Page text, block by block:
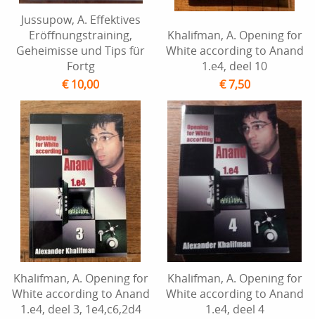
Jussupow, A. Effektives
Eröffnungstraining,
Geheimisse und Tips für
Fortg
€ 10,00
Khalifman, A. Opening for
White according to Anand
1.e4, deel 10
€ 7,50
Khalifman, A. Opening for
White according to Anand
1.e4, deel 3, 1e4,c6,2d4
Khalifman, A. Opening for
White according to Anand
1.e4, deel 4